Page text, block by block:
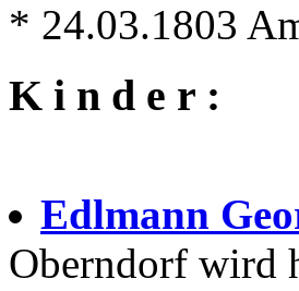
* 24.03.1803
K i n d e r :
Edlmann
Oberndorf wird